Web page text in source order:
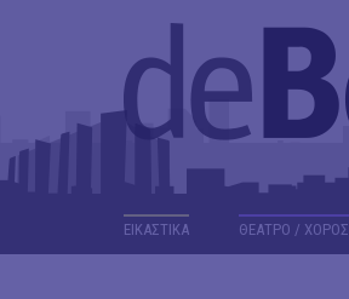
ΕΙΚΑΣΤΙΚΑ ΘΕΑΤΡΟ / ΧΟΡΟΣ